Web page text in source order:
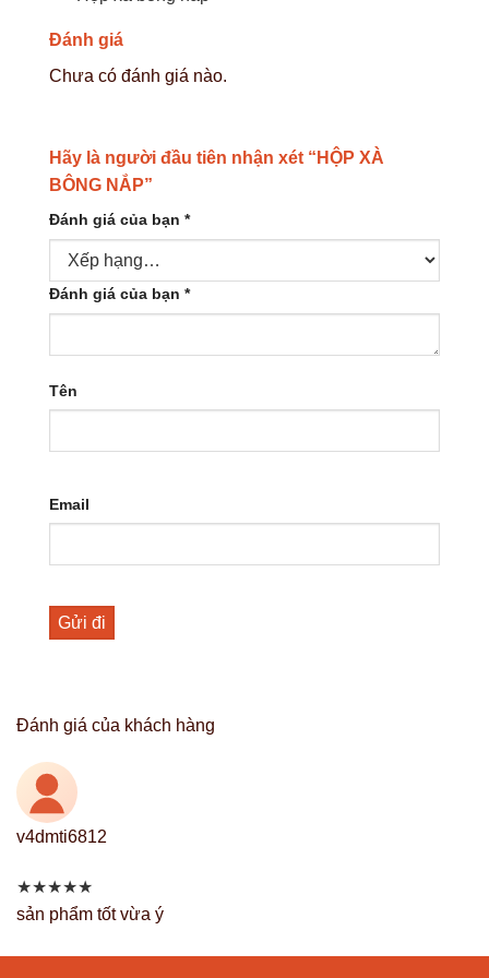
Đánh giá
Chưa có đánh giá nào.
Hãy là người đầu tiên nhận xét “HỘP XÀ
BÔNG NẮP”
Đánh giá của bạn *
Đánh giá của bạn *
Tên
Email
Đánh giá của khách hàng
v4dmti6812
★★★★★
sản phẩm tốt vừa ý